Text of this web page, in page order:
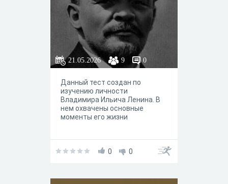
21.05.2026 9 0
Данный тест создан по
изучению личности
Владимира Ильича Ленина. В
нем охвачены основные
моменты его жизни
0 0